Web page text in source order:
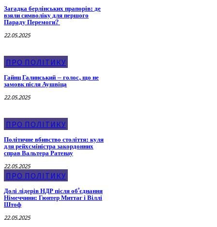
Загадка берлінських прапорів: де
взяли символіку для першого
Параду Перемоги?
22.05.2025
ПРО ПОЛІТИКУ
Гайнц Галинський – голос, що не
замовк після Аушвіца
22.05.2025
ПРО ПОЛІТИКУ
Політичне вбивство століття: куля
для рейхсміністра закордонних
справ Вальтера Ратенау
22.05.2025
ПРО ПОЛІТИКУ
Долі лідерів НДР після об’єднання
Німеччини: Гюнтер Миттаг і Віллі
Штоф
22.05.2025